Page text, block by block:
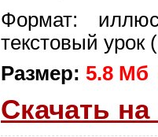
Формат:
текстовый урок
Размер: 5.8 Мб
Скачать